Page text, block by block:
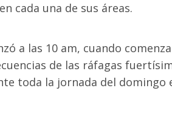
cada una de sus áreas.
a las 10 am, cuando
de las ráfagas
toda la jornada del domingo